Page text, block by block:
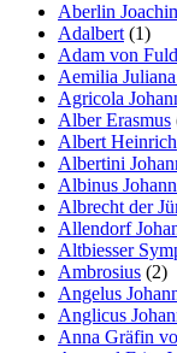
Aberlin
Adalbert (1)
Adam von
Aemilia
Agricola
Alber Erasmus
Albert Heinrich
Albertini
Albinus
Albrecht der
Allendorf
Altbiesser
Ambrosius (2)
Angelus
Anglicus
Anna Gräfin